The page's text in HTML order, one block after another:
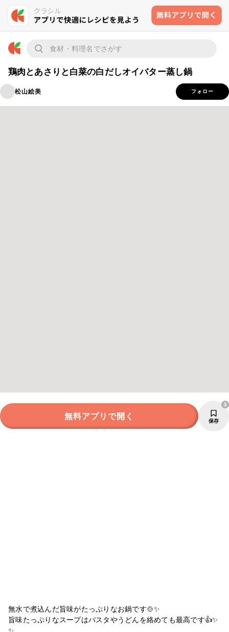
鶏肉とあさりと白菜の白だしオイバター蒸し鍋
松山絵美 フォロー
無料アプリで開く 保存
3
無水で煮込んだ旨味がたっぷりなお鍋です🍲✨
旨味たっぷりなスープはパスタやうどんを絡めても最高です👍✨
✨